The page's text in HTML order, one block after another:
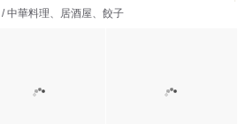
/ 中華料理、居酒屋、餃子